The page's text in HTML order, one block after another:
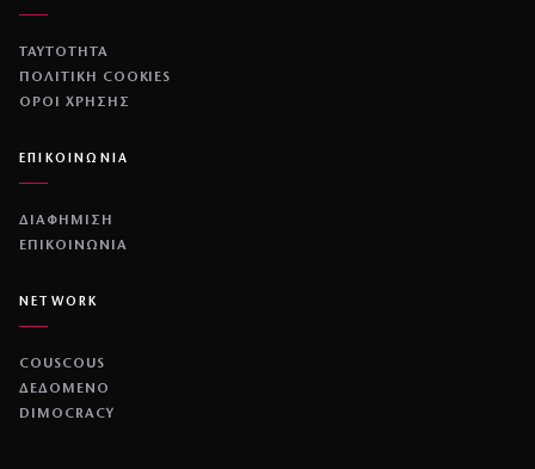
ΤΑΥΤΟΤΗΤΑ
ΠΟΛΙΤΙΚΉ COOKIES
ΌΡΟΙ ΧΡΉΣΗΣ
ΕΠΙΚΟΙΝΩΝΙΑ
ΔΙΑΦΗΜΙΣΗ
ΕΠΙΚΟΙΝΩΝΙΑ
NETWORK
COUSCOUS
ΔΕΔΟΜΕΝΟ
DIMOCRACY